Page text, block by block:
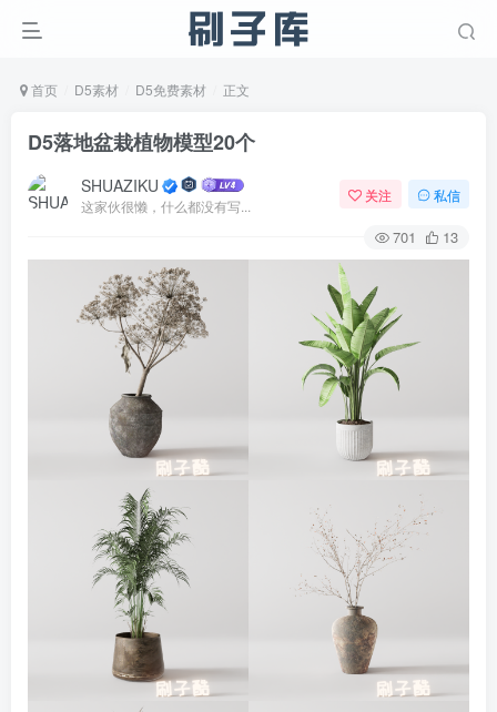
首页 D5素材 D5免费素材 正文
D5落地盆栽植物模型20个
SHUAZIKU
这家伙很懒，什么都没有写...
关注 私信
701 13